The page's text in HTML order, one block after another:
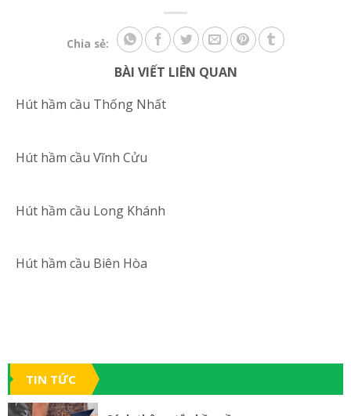
Chia sẻ:
BÀI VIẾT LIÊN QUAN
Hút hầm cầu Thống Nhất
Hút hầm cầu Vĩnh Cửu
Hút hầm cầu Long Khánh
Hút hầm cầu Biên Hòa
TIN TỨC